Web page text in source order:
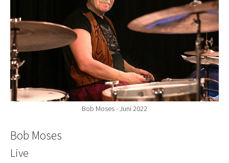
Bob Moses - Juni 2022
Bob Moses
Live